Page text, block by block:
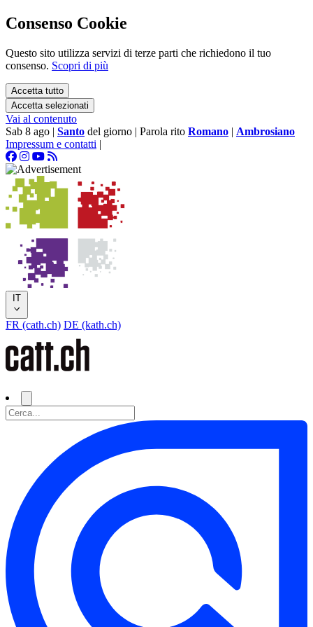
Consenso Cookie
Questo sito utilizza servizi di terze parti che richiedono il tuo
consenso. Scopri di più
Accetta tutto
Accetta selezionati
Vai al contenuto
Sab 8 ago | Santo del giorno | Parola rito Romano | Ambrosiano
Impressum e contatti |
IT
FR (cath.ch) DE (kath.ch)